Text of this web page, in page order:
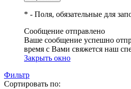
* - Поля, обязательные для
Сообщение отправлено
Ваше сообщение успешно
время с Вами свяжется наш
Закрыть окно
Фильтр
Сортировать по: